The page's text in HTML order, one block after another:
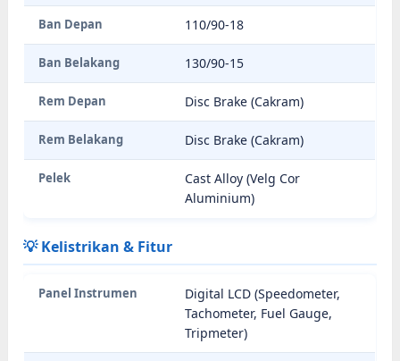
Ban Depan 110/90-18
Ban Belakang 130/90-15
Rem Depan Disc Brake (Cakram)
Rem Belakang Disc Brake (Cakram)
Pelek
Cast Alloy (Velg Cor
Aluminium)
💡 Kelistrikan & Fitur
Panel Instrumen
Digital LCD (Speedometer,
Tachometer, Fuel Gauge,
Tripmeter)